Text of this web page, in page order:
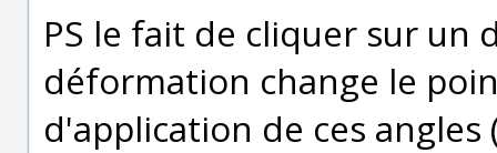
PS le fait de cliquer sur un
déformation change le
d'application de ces